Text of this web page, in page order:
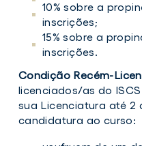
10% sobre a
inscrições;
15% sobre a
inscrições.
Condição Recém-
licenciados/as do
sua Licenciatura até 2
candidatura ao curso: